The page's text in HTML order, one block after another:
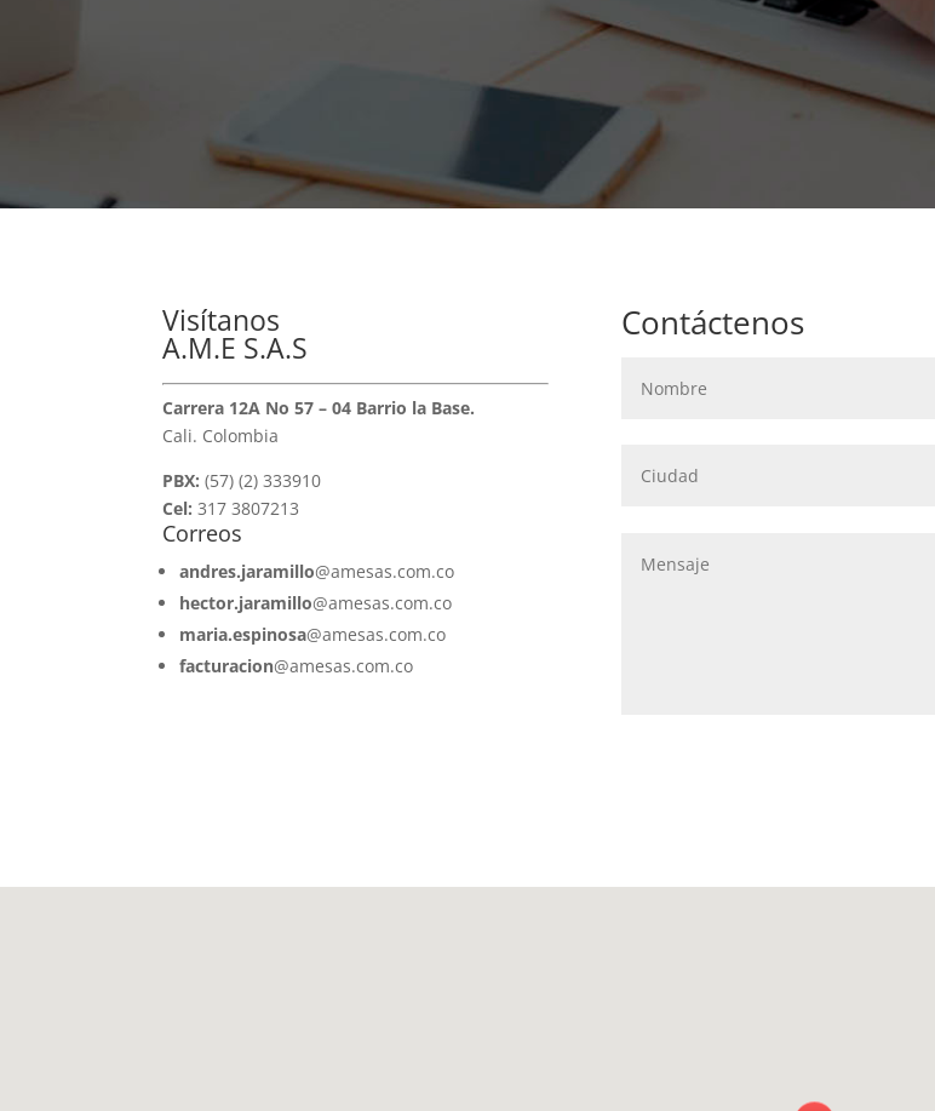
Visítanos
A.M.E S.A.S
Carrera 12A No 57 – 04 Barrio la Base.
Cali. Colombia
PBX: (57) (2) 333910
Cel: 317 3807213
Correos
andres.jaramillo@amesas.com.co
hector.jaramillo@amesas.com.co
maria.espinosa@amesas.com.co
facturacion@amesas.com.co
Contáctenos